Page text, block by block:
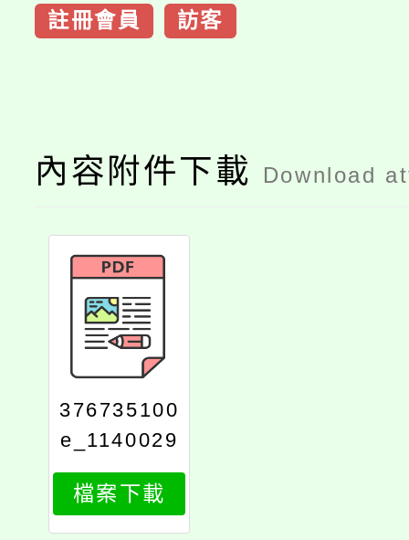
註冊會員 訪客
內容附件下載 Download
376735100
e_1140029
515_attach
1
檔案下載